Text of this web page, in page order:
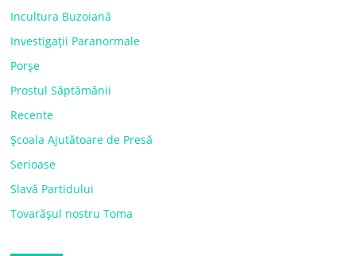
Incultura Buzoiană
Investigații Paranormale
Porșe
Prostul Săptămânii
Recente
Școala Ajutătoare de Presă
Serioase
Slavă Partidului
Tovarășul nostru Toma